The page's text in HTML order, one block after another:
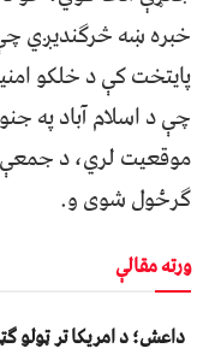
خبره ښه څرګنديږي
پایتخت کې د خلکو
چې د اسلام آباد په
موقعیت لري، د جمعې
ګرځول شوی و.
ورته مقالې
داعش؛ د امریکا تر ټولو